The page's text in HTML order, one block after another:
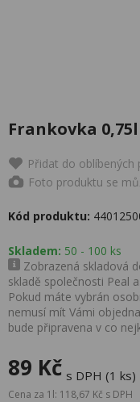
Frankovka
Přidat do oblíbených
Foto produktu se
Kód produktu:
Skladem: 50 - 100 ks
Zobrazená skladová
skladě společnosti Peal
Pokud máte vybrán
nemusí mít Vámi
bude připravena v co
89 Kč s DPH (1 ks)
Cena za 1l: 118,67 Kč s DPH